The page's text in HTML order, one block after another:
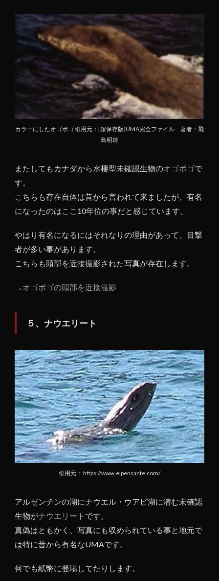
カラーにしたオゴポゴ 引用元：[超保存版]UMA完全ファイル 著者：飛
鳥昭雄
またしてもカナダから水棲型未確認生物のオゴポゴで
す。
こちらも存在自体は昔から言われて来ましたが、有名
になったのはここ10年位の事だと感じています。
やはり有名になるにはそれなりの理由があって、目撃
者が多い事があります。
こちらも頭部を近接撮影された写真が存在します。
→ オゴポゴの頭部を近接撮影
５、ナウエリート
引用元： https://www.elpensante.com/
アルゼンチンの湖にナウエル・ウアピ湖に潜む未確認
生物がナウエリート です。
真偽はともかく、写真にも収められている事と地元で
は特に昔から有名なUMAです。
何でも紙幣に登場してたりします。